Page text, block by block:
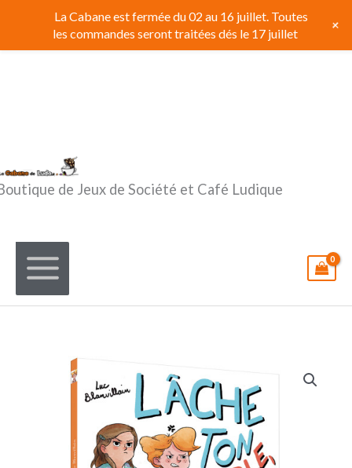
contenu
de Jeux de Société et Café Ludique
La Cabane est fermée du 02 au 16 juillet. Toutes
les commandes seront traitées dés le 17 juillet
+